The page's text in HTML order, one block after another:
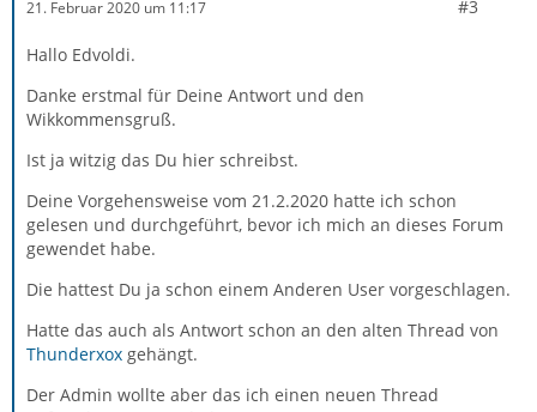
21. Februar 2020 um 11:17 #3
Hallo Edvoldi.
Danke erstmal für Deine Antwort und den
Wikkommensgruß.
Ist ja witzig das Du hier schreibst.
Deine Vorgehensweise vom 21.2.2020 hatte ich schon
gelesen und durchgeführt, bevor ich mich an dieses Forum
gewendet habe.
Die hattest Du ja schon einem Anderen User vorgeschlagen.
Hatte das auch als Antwort schon an den alten Thread von
Thunderxox gehängt.
Der Admin wollte aber das ich einen neuen Thread